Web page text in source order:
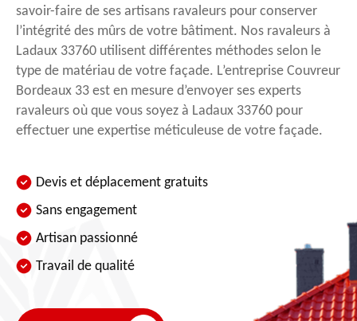
savoir-faire de ses artisans ravaleurs pour conserver
l’intégrité des mûrs de votre bâtiment. Nos ravaleurs à
Ladaux 33760 utilisent différentes méthodes selon le
type de matériau de votre façade. L’entreprise Couvreur
Bordeaux 33 est en mesure d’envoyer ses experts
ravaleurs où que vous soyez à Ladaux 33760 pour
effectuer une expertise méticuleuse de votre façade.
Devis et déplacement gratuits
Sans engagement
Artisan passionné
Travail de qualité